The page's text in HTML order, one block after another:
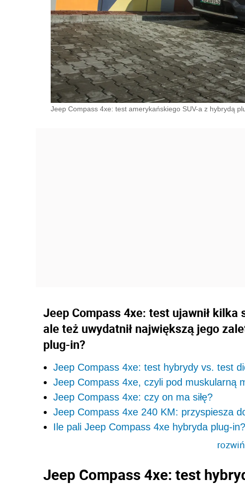
Jeep Compass 4xe: test amerykańskiego SUV-a z hybrydą
Jeep Compass 4xe: test ujawnił kilka
ale też uwydatnił największą jego
plug-in?
Jeep Compass 4xe: test hybrydy vs. test
Jeep Compass 4xe, czyli pod muskularną
Jeep Compass 4xe: czy on ma siłę?
Jeep Compass 4xe 240 KM: przyspiesza
Ile pali Jeep Compass 4xe hybryda plug-in?
rozwiń
Jeep Compass 4xe: test